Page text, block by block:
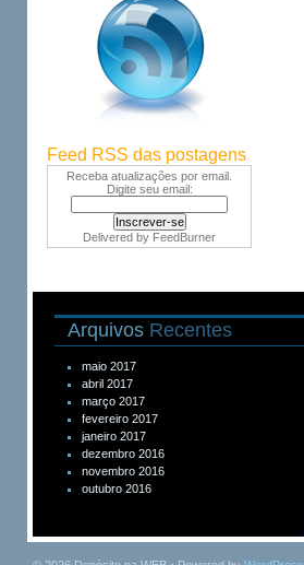
Feed RSS das postagens
Receba atualizações por email.
Digite seu email:
Delivered by FeedBurner
Arquivos Recentes
maio 2017
abril 2017
março 2017
fevereiro 2017
janeiro 2017
dezembro 2016
novembro 2016
outubro 2016